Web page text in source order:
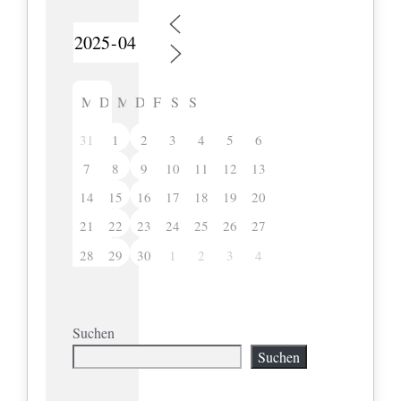
M D M D F S S
31 1 2 3 4 5
6
7
8 9 10 11 12
13
14
15 16 17 18 19
20
21
22 23 24 25 26
27
28
29 30 1 2 3 4
Suchen
Suchen